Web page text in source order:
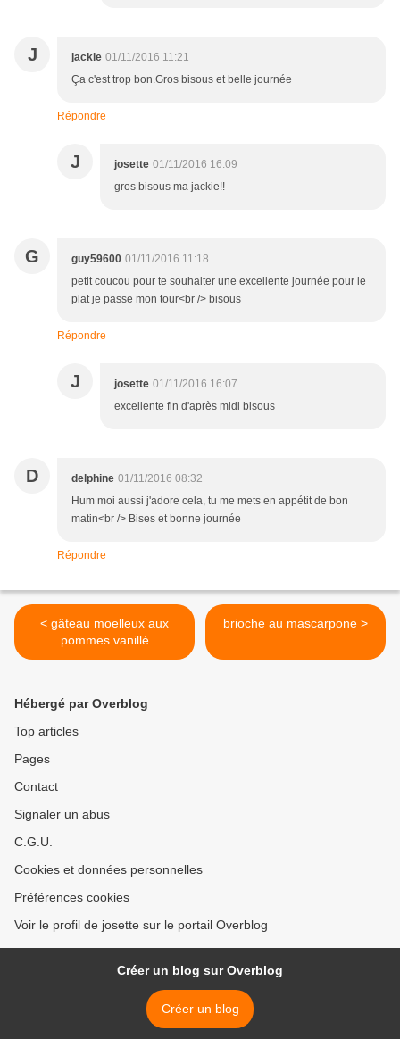
J jackie 01/11/2016 11:21
Ça c'est trop bon.Gros bisous et belle journée
Répondre
J josette 01/11/2016 16:09
gros bisous ma jackie!!
G guy59600 01/11/2016 11:18
petit coucou pour te souhaiter une excellente journée pour le
plat je passe mon tour<br /> bisous
Répondre
J josette 01/11/2016 16:07
excellente fin d'après midi bisous
D delphine 01/11/2016 08:32
Hum moi aussi j'adore cela, tu me mets en appétit de bon
matin<br /> Bises et bonne journée
Répondre
< gâteau moelleux aux
pommes vanillé
brioche au mascarpone >
Hébergé par Overblog
Top articles
Pages
Contact
Signaler un abus
C.G.U.
Cookies et données personnelles
Préférences cookies
Voir le profil de josette sur le portail Overblog
Créer un blog sur Overblog
Créer un blog